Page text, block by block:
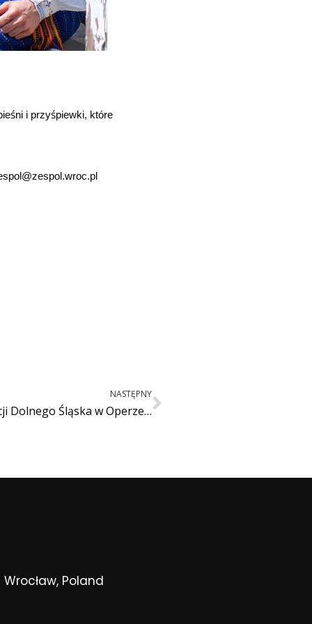
śni i przyśpiewki, które
NASTĘPNY
Zespół wystąpi podczas XII Festiwalu Tradycji Dolnego Śląska w Operze Wrocławskiej!
Wrocław, Poland